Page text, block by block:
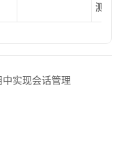
测。
中实现会话管理